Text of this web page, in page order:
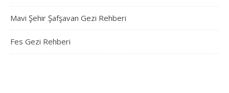
Mavi Şehir Şafşavan Gezi Rehberi
Fes Gezi Rehberi